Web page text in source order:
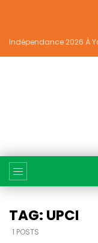
TAG: UPCI
1 POSTS